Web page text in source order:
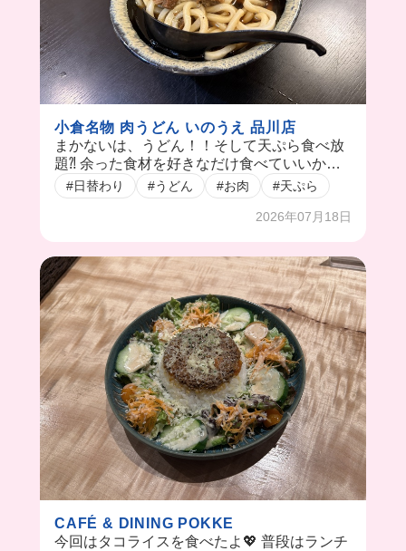
小倉名物 肉うどん いのうえ 品川店
まかないは、うどん！！そして天ぷら食べ放
題⁈ 余った食材を好きなだけ食べていいから
食べ盛りの学生や大食いさんには天国😇 うど
んのスープは、甘めの醤油ベースで生姜をた
っぷり乗せて食べるのがおすすめ😚
#日替わり #うどん #お肉 #天ぷら
2026年07月18日
CAFÉ & DINING POKKE
今回はタコライスを食べたよ💖 普段はランチ